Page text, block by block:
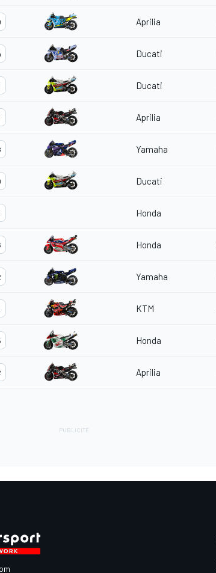
Aprilia
Ducati
Ducati
Aprilia
Yamaha
Ducati
Honda
Honda
Yamaha
KTM
Honda
Aprilia